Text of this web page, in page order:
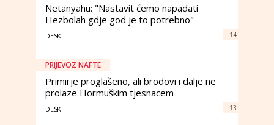
Netanyahu: "Nastavit ćemo napadati
Hezbolah gdje god je to potrebno"
DESK 14:
PRIJEVOZ NAFTE
Primirje proglašeno, ali brodovi i dalje ne
prolaze Hormuškim tjesnacem
DESK 13: